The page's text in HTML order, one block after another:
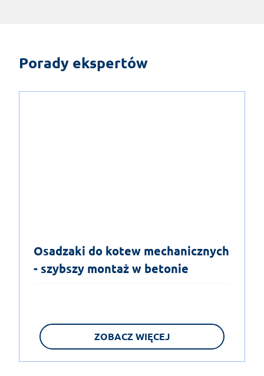
Porady ekspertów
Osadzaki do kotew mechanicznych
- szybszy montaż w betonie
ZOBACZ WIĘCEJ